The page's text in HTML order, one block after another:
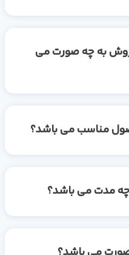
به چه صورت می
می باشد؟
می باشد؟